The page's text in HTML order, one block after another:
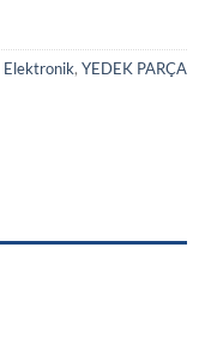
Elektronik, YEDEK PARÇA